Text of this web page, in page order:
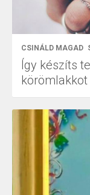
CSINÁLD MAGAD
Így készíts
körömlakkot